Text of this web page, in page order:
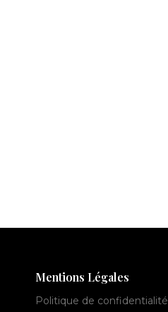
Mentions Légales
Politique de confidentialité